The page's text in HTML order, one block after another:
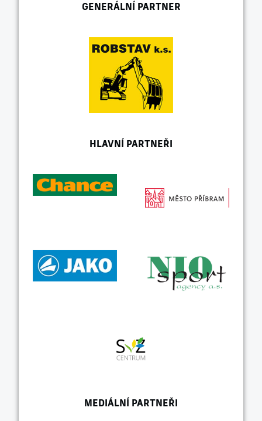
GENERÁLNÍ PARTNER
HLAVNÍ PARTNEŘI
MEDIÁLNÍ PARTNEŘI